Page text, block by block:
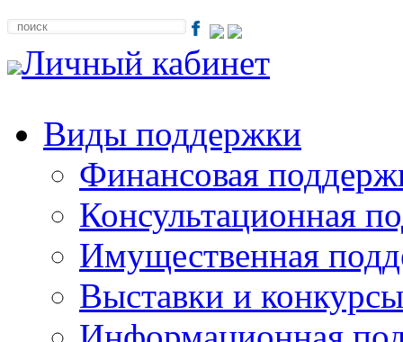
Личный кабинет
Виды поддержки
Финансовая
Консультационная
Имущественная
Выставки и конкурсы